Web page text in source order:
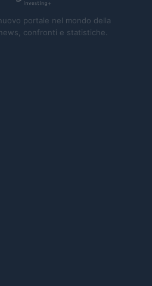
portale nel mondo della
confronti e statistiche.